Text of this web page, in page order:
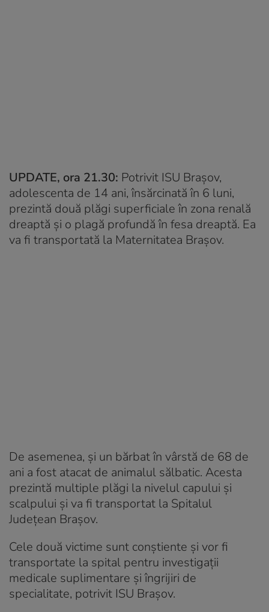
UPDATE, ora 21.30: Potrivit ISU Braşov,
adolescenta de 14 ani, însărcinată în 6 luni,
prezintă două plăgi superficiale în zona renală
dreaptă şi o plagă profundă în fesa dreaptă. Ea
va fi transportată la Maternitatea Braşov.
De asemenea, și un bărbat în vârstă de 68 de
ani a fost atacat de animalul sălbatic. Acesta
prezintă multiple plăgi la nivelul capului şi
scalpului și va fi transportat la Spitalul
Judeţean Braşov.
Cele două victime sunt conştiente şi vor fi
transportate la spital pentru investigaţii
medicale suplimentare şi îngrijiri de
specialitate, potrivit ISU Braşov.